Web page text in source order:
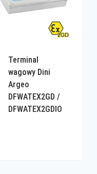
Terminal
wagowy Dini
Argeo
DFWATEX2GD /
DFWATEX2GDIO